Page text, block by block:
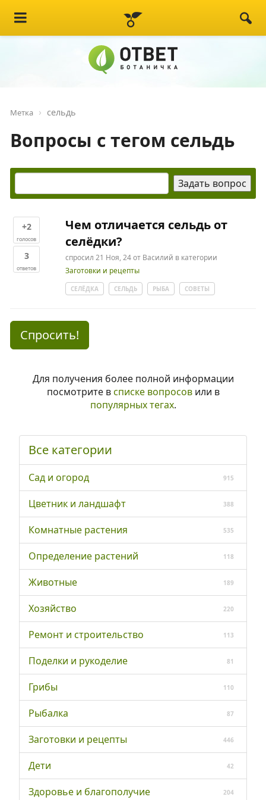
Метка сельдь
Вопросы с тегом сельдь
+2
голосов
3
ответов
Чем отличается сельдь от
селёдки?
спросил 21 Ноя, 24от Василий в категории
Заготовки и рецепты
СЕЛЁДКА СЕЛЬДЬ РЫБА СОВЕТЫ
Спросить!
Для получения более полной информации
посмотрите всписке вопросовили в
популярных тегах.
Все категории
Сад и огород 915
Цветник и ландшафт 388
Комнатные растения 535
Определение растений 118
Животные 189
Хозяйство 220
Ремонт и строительство 113
Поделки и рукоделие 81
Грибы 110
Рыбалка 87
Заготовки и рецепты 446
Дети 42
Здоровье и благополучие 204